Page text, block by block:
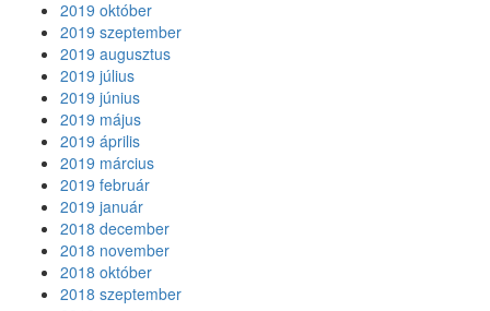
2019 október
2019 szeptember
2019 augusztus
2019 július
2019 június
2019 május
2019 április
2019 március
2019 február
2019 január
2018 december
2018 november
2018 október
2018 szeptember